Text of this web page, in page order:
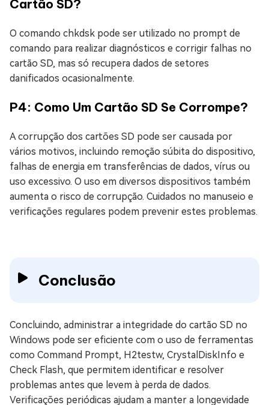
Cartão SD?
O comando chkdsk pode ser utilizado no prompt de
comando para realizar diagnósticos e corrigir falhas no
cartão SD, mas só recupera dados de setores
danificados ocasionalmente.
P4: Como Um Cartão SD Se Corrompe?
A corrupção dos cartões SD pode ser causada por
vários motivos, incluindo remoção súbita do dispositivo,
falhas de energia em transferências de dados, vírus ou
uso excessivo. O uso em diversos dispositivos também
aumenta o risco de corrupção. Cuidados no manuseio e
verificações regulares podem prevenir estes problemas.
Conclusão
Concluindo, administrar a integridade do cartão SD no
Windows pode ser eficiente com o uso de ferramentas
como Command Prompt, H2testw, CrystalDiskInfo e
Check Flash, que permitem identificar e resolver
problemas antes que levem à perda de dados.
Verificações periódicas ajudam a manter a longevidade